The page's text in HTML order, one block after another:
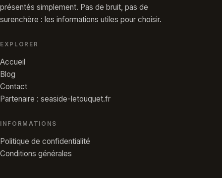
présentés simplement. Pas de bruit, pas de
surenchère : les informations utiles pour choisir.
EXPLORER
Accueil
Blog
Contact
Partenaire : seaside-letouquet.fr
INFORMATIONS
Politique de confidentialité
Conditions générales